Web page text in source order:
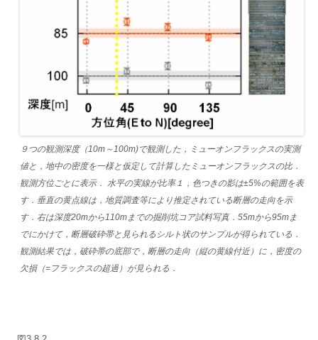
９つの観測深度（10m～100m)で観測した，ミューオンフラックスの実測
値と，地中の密度を一様と仮定して計算したミューオンフラックスの比．
観測方位ごとに表示． 水平の実線が比率１，色つきの影は±5%の範囲を表
す．垂直の黄点線は，地質調査等により推定されている断層の走向を示
す．右は深度20mから110mまでの掘削坑コア試料写真．55mから95mま
でにかけて，断層破砕帯と見られるシルト状のサンプルが得られている．
観測結果では，破砕帯の底部で，断層の走向（縦の黄線付近）に，密度の
欠損（=フラックスの超過）が見られる．